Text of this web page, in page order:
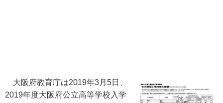
大阪府教育庁は2019年3月5日、
2019年度大阪府公立高等学校入学